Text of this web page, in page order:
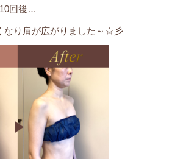
回後…
なり肩が広がりました～☆彡